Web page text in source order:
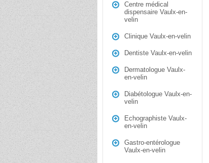
Centre médical
dispensaire Vaulx-en-
velin
Clinique Vaulx-en-velin
Dentiste Vaulx-en-velin
Dermatologue Vaulx-
en-velin
Diabétologue Vaulx-en-
velin
Echographiste Vaulx-
en-velin
Gastro-entérologue
Vaulx-en-velin